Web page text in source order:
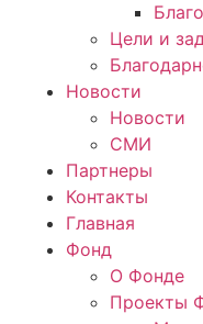
Цели и
Новости
Новости
СМИ
Партнеры
Контакты
Главная
Фонд
О Фонде
Проекты